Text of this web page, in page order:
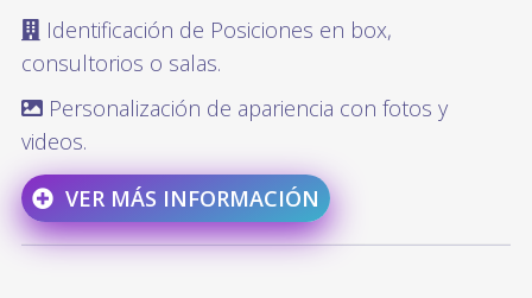
Identificación de Posiciones en box,
consultorios o salas.
Personalización de apariencia con fotos y
videos.
VER MÁS INFORMACIÓN